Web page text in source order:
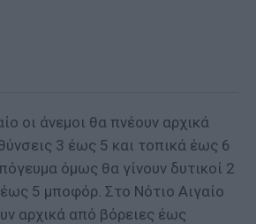
οι άνεμοι θα πνέουν αρχικά
3 έως 5 και τοπικά έως 6
όμως θα γίνουν δυτικοί 2
5 μποφόρ. Στο Νότιο Αιγαίο
αρχικά από βόρειες έως